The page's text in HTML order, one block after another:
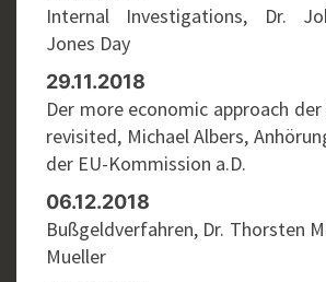
Internal Investigations, Dr.
Jones Day
29.11.2018
Der more economic approach
revisited, Michael Albers,
der EU-Kommission a.D.
06.12.2018
Bußgeldverfahren, Dr. Thorsten
Mueller